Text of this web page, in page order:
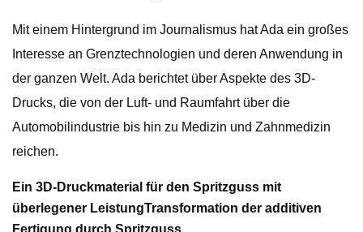
Mit einem Hintergrund im Journalismus hat Ada ein großes
Interesse an Grenztechnologien und deren Anwendung in
der ganzen Welt. Ada berichtet über Aspekte des 3D-
Drucks, die von der Luft- und Raumfahrt über die
Automobilindustrie bis hin zu Medizin und Zahnmedizin
reichen.
Ein 3D-Druckmaterial für den Spritzguss mit
überlegener LeistungTransformation der additiven
Fertigung durch Spritzguss